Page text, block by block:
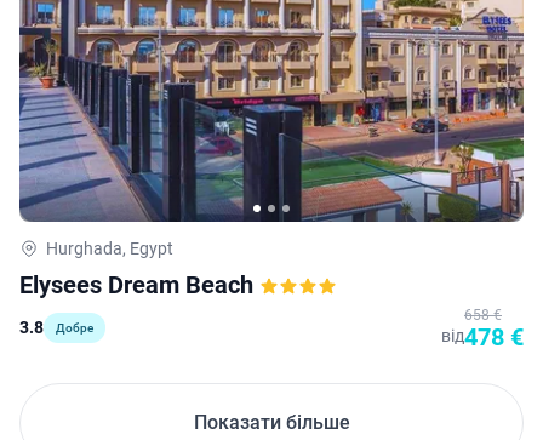
Hurghada, Egypt
Elysees Dream Beach
3.8 Добре від
658 €
478 €
Показати більше